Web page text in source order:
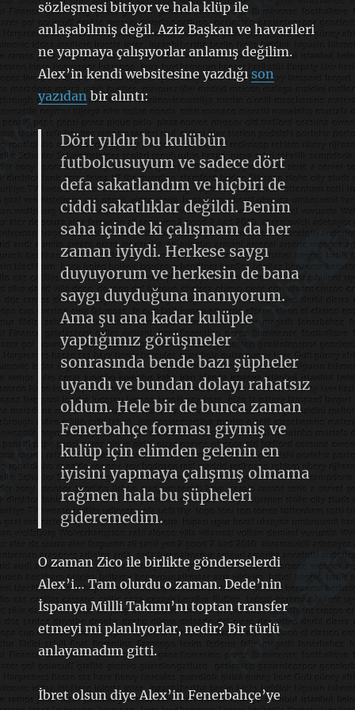
sözleşmesi bitiyor ve hala klüp ile
anlaşabilmiş değil. Aziz Başkan ve havarileri
ne yapmaya çalışıyorlar anlamış değilim.
Alex’in kendi websitesine yazdığıson
yazıdanbir alıntı:
Dört yıldır bu kulübün
futbolcusuyum ve sadece dört
defa sakatlandım ve hiçbiri de
ciddi sakatlıklar değildi. Benim
saha içinde ki çalışmam da her
zaman iyiydi. Herkese saygı
duyuyorum ve herkesin de bana
saygı duyduğuna inanıyorum.
Ama şu ana kadar kulüple
yaptığımız görüşmeler
sonrasında bende bazı şüpheler
uyandı ve bundan dolayı rahatsız
oldum. Hele bir de bunca zaman
Fenerbahçe forması giymiş ve
kulüp için elimden gelenin en
iyisini yapmaya çalışmış olmama
rağmen hala bu şüpheleri
gideremedim.
O zaman Zico ile birlikte gönderselerdi
Alex’i… Tam olurdu o zaman. Dede’nin
İspanya Millli Takımı’nı toptan transfer
etmeyi mi planlıyorlar, nedir? Bir türlü
anlayamadım gitti.
İbret olsun diye Alex’in Fenerbahçe’ye